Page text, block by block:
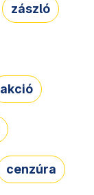
zászló
akció
cenzúra